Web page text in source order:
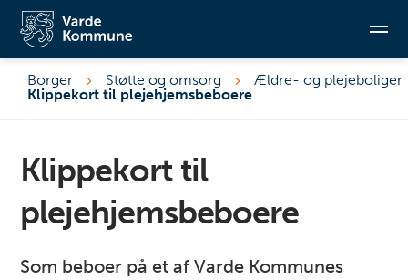
Borger Støtte og omsorg
Ældre- og plejeboliger
Klippekort til plejehjemsbeboere
Klippekort til
plejehjemsbeboere
Som beboer på et af Varde Kommunes